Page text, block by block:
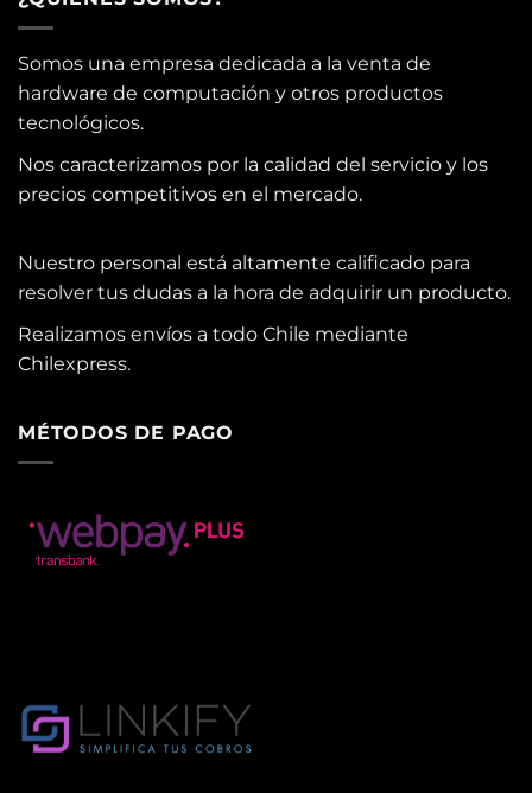
Somos una empresa dedicada a la venta de
hardware de computación y otros productos
tecnológicos.
Nos caracterizamos por la calidad del servicio y los
precios competitivos en el mercado.
Nuestro personal está altamente calificado para
resolver tus dudas a la hora de adquirir un producto.
Realizamos envíos a todo Chile mediante
Chilexpress.
MÉTODOS DE PAGO